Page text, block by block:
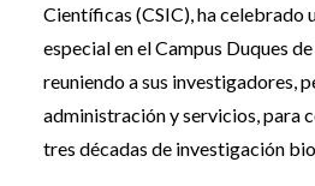
Científicas (CSIC), ha celebrado
especial en el Campus Duques
reuniendo a sus investigadores,
administración y servicios, para
tres décadas de investigación